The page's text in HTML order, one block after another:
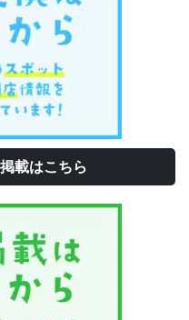
載はこちら